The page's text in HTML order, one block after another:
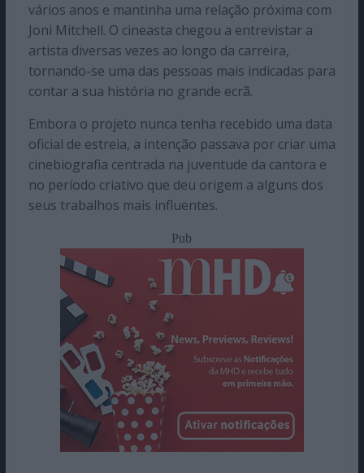
vários anos e mantinha uma relação próxima com
Joni Mitchell. O cineasta chegou a entrevistar a
artista diversas vezes ao longo da carreira,
tornando-se uma das pessoas mais indicadas para
contar a sua história no grande ecrã.
Embora o projeto nunca tenha recebido uma data
oficial de estreia, a intenção passava por criar uma
cinebiografia centrada na juventude da cantora e
no período criativo que deu origem a alguns dos
seus trabalhos mais influentes.
Pub